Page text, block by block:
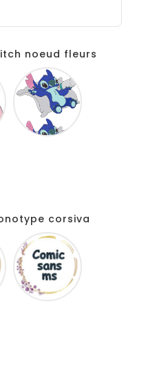
noeud fleurs
Couple
stitch
corsiva
Disney